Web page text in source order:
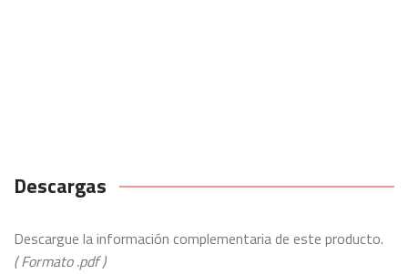
Descargas
Descargue la información complementaria de este producto.
( Formato .pdf )